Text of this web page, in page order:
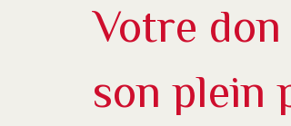
Votre
son plein